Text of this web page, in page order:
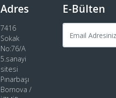
Adres
7416
Sokak
No:76/A
5.sanayi
sitesi
Pınarbaşı
Bornova /
E-Bülten